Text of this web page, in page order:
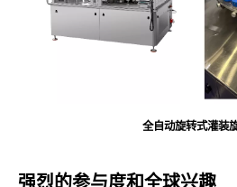
全自动旋转式灌装
强烈的参与度和全球兴趣